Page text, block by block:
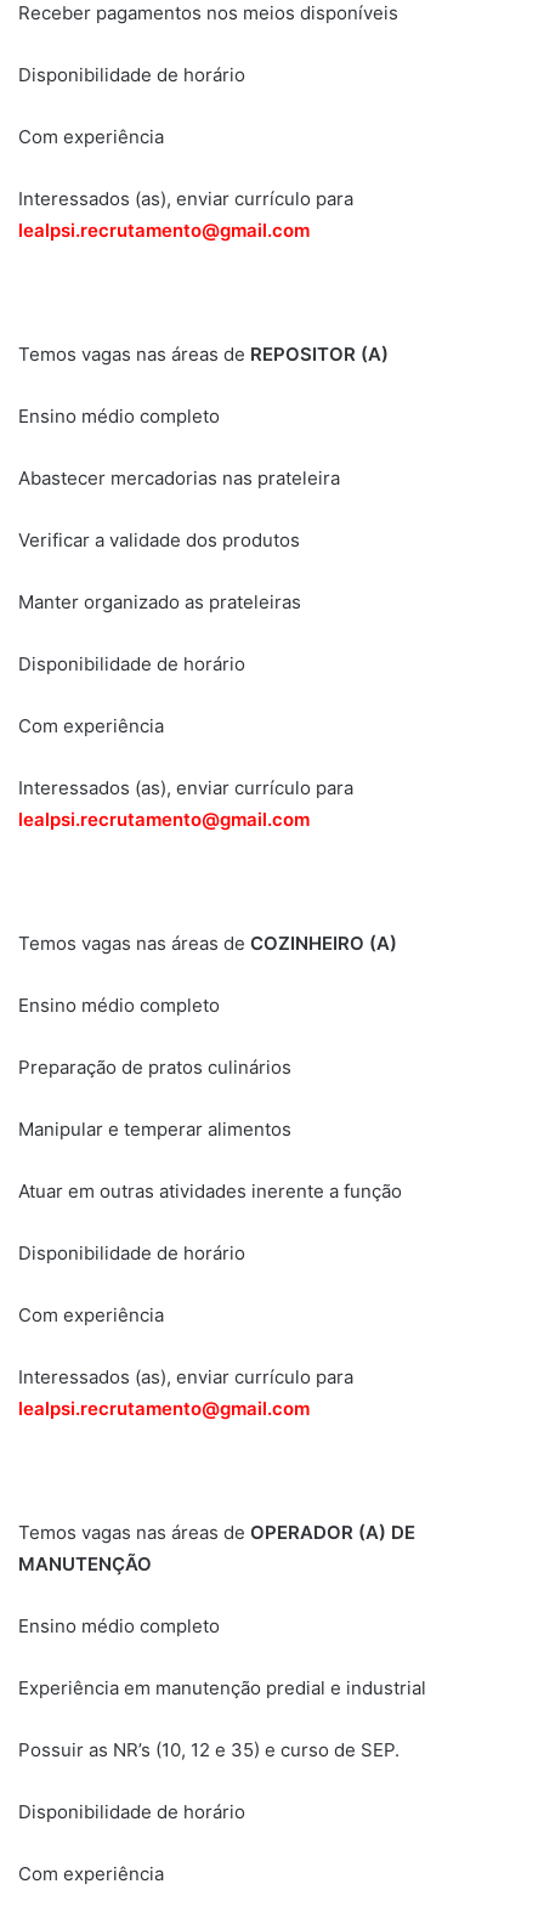
Receber pagamentos nos meios disponíveis
Disponibilidade de horário
Com experiência
Interessados (as), enviar currículo para
lealpsi.recrutamento@gmail.com
Temos vagas nas áreas de REPOSITOR (A)
Ensino médio completo
Abastecer mercadorias nas prateleira
Verificar a validade dos produtos
Manter organizado as prateleiras
Disponibilidade de horário
Com experiência
Interessados (as), enviar currículo para
lealpsi.recrutamento@gmail.com
Temos vagas nas áreas de COZINHEIRO (A)
Ensino médio completo
Preparação de pratos culinários
Manipular e temperar alimentos
Atuar em outras atividades inerente a função
Disponibilidade de horário
Com experiência
Interessados (as), enviar currículo para
lealpsi.recrutamento@gmail.com
Temos vagas nas áreas de OPERADOR (A) DE
MANUTENÇÃO
Ensino médio completo
Experiência em manutenção predial e industrial
Possuir as NR’s (10, 12 e 35) e curso de SEP.
Disponibilidade de horário
Com experiência